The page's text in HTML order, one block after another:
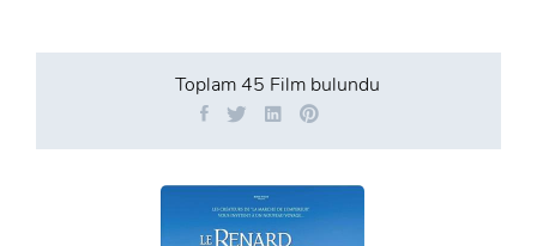
Toplam45 Film bulundu